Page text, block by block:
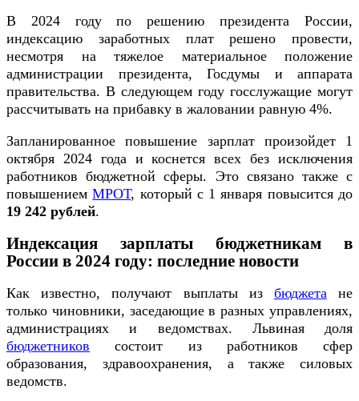
В 2024 году по решению президента России,
индексацию заработных плат решено провести,
несмотря на тяжелое материальное положение
администрации президента, Госдумы и аппарата
правительства. В следующем году госслужащие могут
рассчитывать на прибавку в жаловании равную 4%.
Запланированное повышение зарплат произойдет 1
октября 2024 года и коснется всех без исключения
работников бюджетной сферы. Это связано также с
повышениемМРОТ, который с 1 января повысится до
19 242 рублей.
Индексация зарплаты бюджетникам в
России в 2024 году: последние новости
Как известно, получают выплаты из бюджетане
только чиновники, заседающие в разных управлениях,
администрациях и ведомствах. Львиная доля
бюджетников состоит из работников сфер
образования, здравоохранения, а также силовых
ведомств.